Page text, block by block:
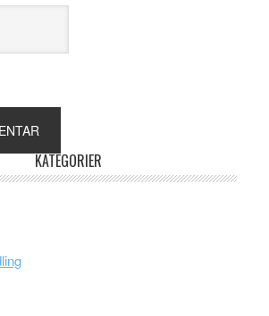
KATEGORIER